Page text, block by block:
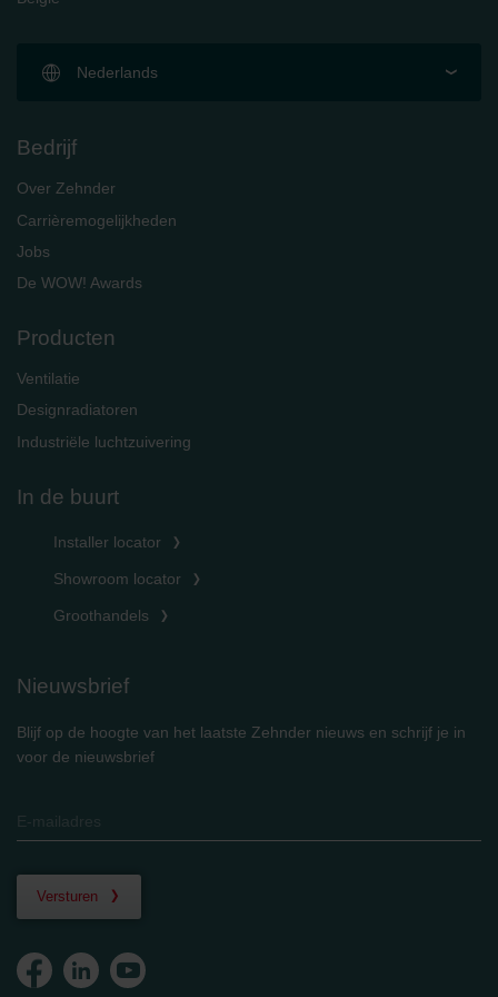
Nederlands
Bedrijf
Over Zehnder
Carrièremogelijkheden
Jobs
De WOW! Awards
Producten
Ventilatie
Designradiatoren
Industriële luchtzuivering
In de buurt
Installer locator
Showroom locator
Groothandels
Nieuwsbrief
Blijf op de hoogte van het laatste Zehnder nieuws en schrijf je in
voor de nieuwsbrief
Versturen